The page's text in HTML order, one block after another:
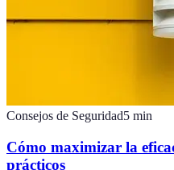
Consejos de Seguridad5 min
Cómo maximizar la
prácticos